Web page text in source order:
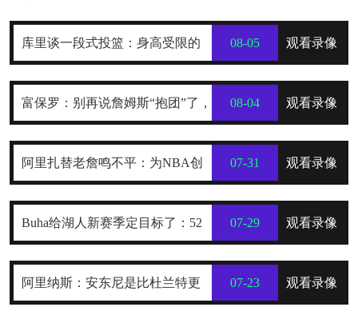
库里谈一段式投篮：身高受限的
我，靠它时刻保持发力与极快出手
08-05 观看录像
富保罗：别再说詹姆斯“抱团”了，
他只是在寻找最好的合作者
08-04 观看录像
阿里扎替老詹鸣不平：为NBA创
造数十亿财富，2年800万被亏待了
07-31 观看录像
Buha给湖人新赛季定目标了：52
到54胜，健康前提下西部前四稳了
07-29 观看录像
阿里纳斯：安东尼是比杜兰特更 07-23 观看录像